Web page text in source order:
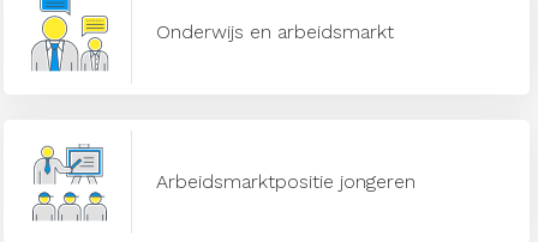
Onderwijs en arbeidsmarkt
Arbeidsmarktpositie jongeren